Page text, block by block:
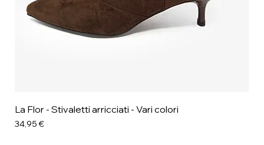
La Flor - Stivaletti arricciati - Vari colori
Prezzo
34,95 €